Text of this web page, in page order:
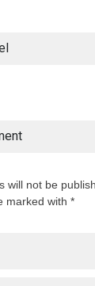
will not be
marked with *